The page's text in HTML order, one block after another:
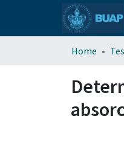
Home